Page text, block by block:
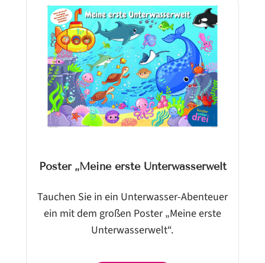
Poster „Meine erste Unterwasserwelt
Tauchen Sie in ein Unterwasser-Abenteuer
ein mit dem großen Poster „Meine erste
Unterwasserwelt“.